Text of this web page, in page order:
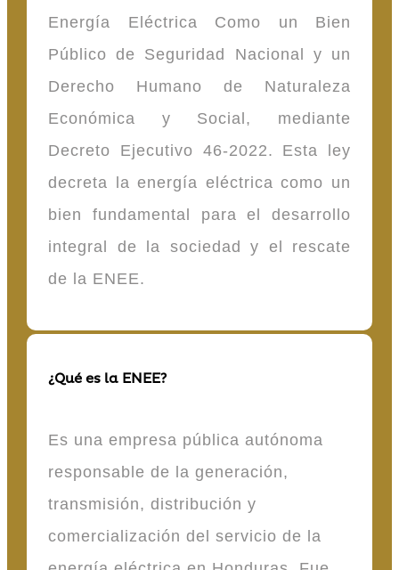
Energía Eléctrica Como un Bien
Público de Seguridad Nacional y un
Derecho Humano de Naturaleza
Económica y Social, mediante
Decreto Ejecutivo 46-2022. Esta ley
decreta la energía eléctrica como un
bien fundamental para el desarrollo
integral de la sociedad y el rescate
de la ENEE.
¿Qué es la ENEE?
Es una empresa pública autónoma
responsable de la generación,
transmisión, distribución y
comercialización del servicio de la